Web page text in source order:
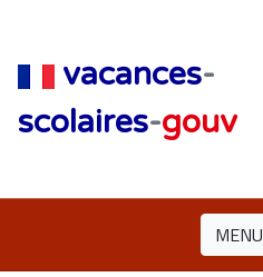
vacances-
scolaires-gouv
MENU